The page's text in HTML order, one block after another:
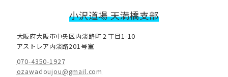
小沢道場 天満橋支部
大阪府大阪市中央区内淡路町２丁目1-10
アストレア内淡路201号室
070-4350-1927
ozawadoujou@gmail.com